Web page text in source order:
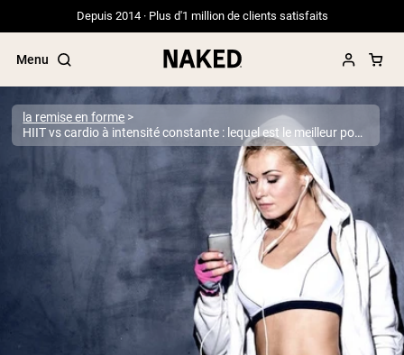
Depuis 2014 · Plus d'1 million de clients satisfaits
Menu
Termes de recherche populaires
PROTÉINES EN POUDREMeilleure Vente
la remise en forme
HIIT vs cardio à intensité constante : lequel est le meilleur pour vous ?